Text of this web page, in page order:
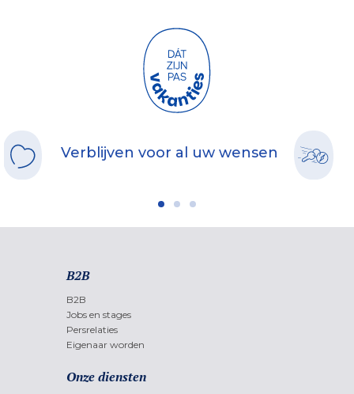
Verblijven voor al uw wensen
B2B
B2B
Jobs en stages
Persrelaties
Eigenaar worden
Onze diensten